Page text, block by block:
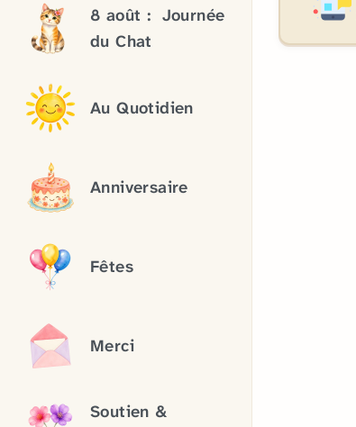
8 août : Journée
du Chat
Au Quotidien
Anniversaire
Fêtes
Merci
Soutien &